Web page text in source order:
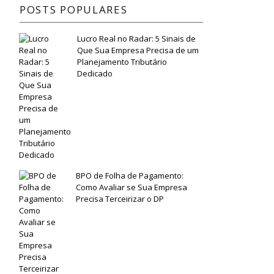
POSTS POPULARES
Lucro Real no Radar: 5 Sinais de
Que Sua Empresa Precisa de um
Planejamento Tributário
Dedicado
BPO de Folha de Pagamento:
Como Avaliar se Sua Empresa
Precisa Terceirizar o DP